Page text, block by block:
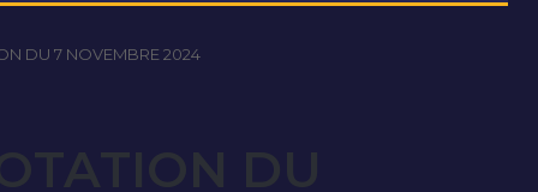
DU 7 NOVEMBRE 2024